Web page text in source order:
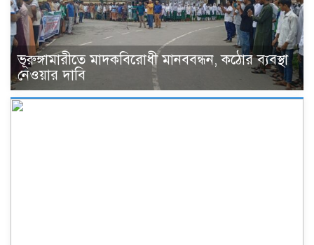
ভূরুঙ্গামারীতে মাদকবিরোধী মানববন্ধন, কঠোর ব্যবস্থা
নেওয়ার দাবি